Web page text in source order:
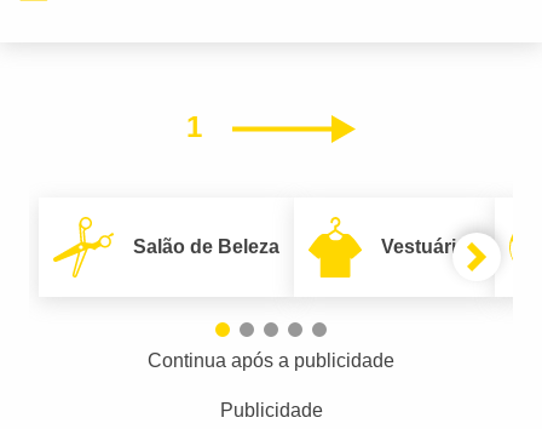
1 Próximo
Salão de Beleza Vestuário
Continua após a publicidade
Publicidade